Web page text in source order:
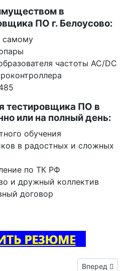
в
ПО г. Белоусово:
самому
частоты AC/DC
тестировщика ПО в
или на полный день:
обучения
в радостных и сложных
по ТК РФ
и дружный коллектив
договор
тестированию вакансияСледующий:
Вперед